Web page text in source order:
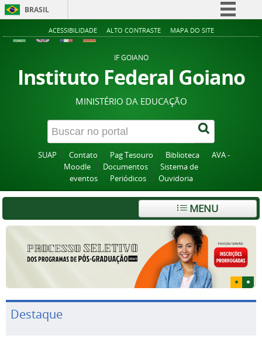
BRASIL
Simplifique!
Acesso à informação
Legislação
Canais
ACESSIBILIDADE ALTO CONTRASTE MAPA DO SITE
IF GOIANO
Instituto Federal Goiano
MINISTÉRIO DA EDUCAÇÃO
SUAP Contato Pag Tesouro Biblioteca
AVA -
Moodle
Documentos
Sistema de
eventos
Periódicos Ouvidoria
MENU
Destaque